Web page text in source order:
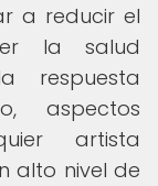
a reducir el
la salud
respuesta
aspectos
artista
alto nivel de